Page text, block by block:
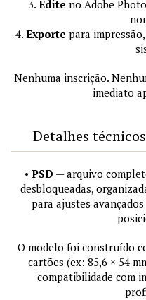
3. Edite no Adobe
4. Exporte para
Nenhuma inscrição.
imediato
Detalhes
• PSD — arquivo
desbloqueadas,
para ajustes
O modelo foi construído
cartões (ex: 85,6 × 54
compatibilidade com